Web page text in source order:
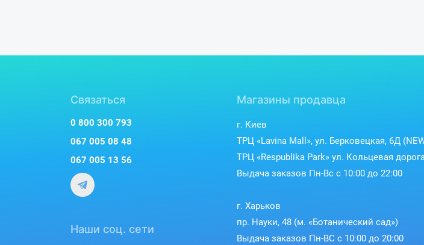
Связаться
0 800 300 793
067 005 08 48
067 005 13 56
Наши соц. сети
Магазины продавца
г. Киев
ТРЦ «Lavina Mall», ул. Берковецкая, 6Д
ТРЦ «Respublika Park» ул. Кольцевая
Выдача заказов Пн-Вс с 10:00 до 22:00
г. Харьков
пр. Науки, 48 (м. «Ботанический сад»)
Выдача заказов Пн-ВС с 10:00 до 20:00